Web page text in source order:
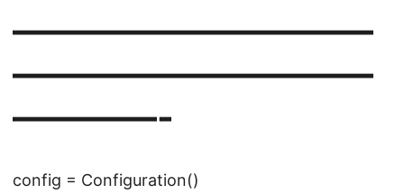
——————————
——————————
————-
config = Configuration()